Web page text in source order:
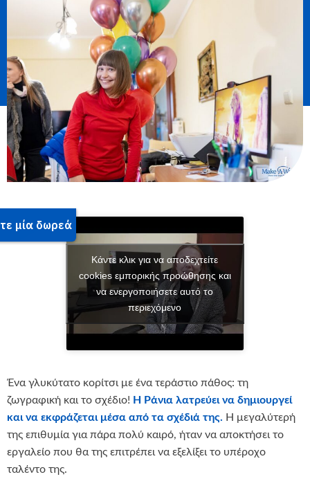
Κάντε κλικ για να αποδεχτείτε
cookies εμπορικής προώθησης και
να ενεργοποιήσετε αυτό το
περιεχόμενο
Ένα γλυκύτατο κορίτσι με ένα τεράστιο πάθος: τη
ζωγραφική και το σχέδιο! Η Ράνια λατρεύει να δημιουργεί
και να εκφράζεται μέσα από τα σχέδιά της. Η μεγαλύτερή
της επιθυμία για πάρα πολύ καιρό, ήταν να αποκτήσει το
εργαλείο που θα της επιτρέπει να εξελίξει το υπέροχο
ταλέντο της.